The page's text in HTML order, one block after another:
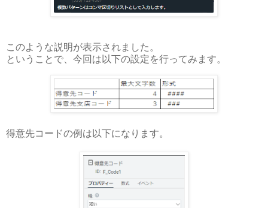
このような説明が表示されました。
ということで、今回は以下の設定を行ってみます。
得意先コードの例は以下になります。